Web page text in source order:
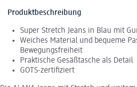
Produktbeschreibung
Super Stretch Jeans in Blau mit
Weiches Material und bequeme
Bewegungsfreiheit
Praktische Gesäßtasche als Detail
GOTS-zertifiziert